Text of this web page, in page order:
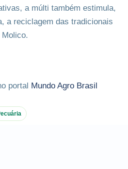
a múlti também estimula,
a reciclagem das tradicionais
Molico.
portal Mundo Agro Brasil